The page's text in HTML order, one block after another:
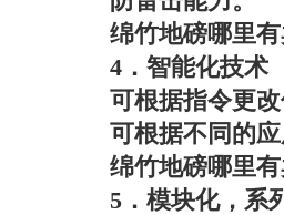
绵竹地磅哪里
4．智能化技术
可根据指令更
可根据不同的
绵竹地磅哪里
5．模块化，系